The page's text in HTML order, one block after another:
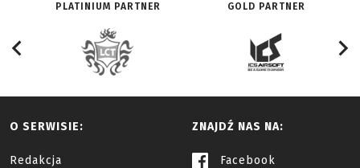
PLATINIUM PARTNER GOLD PARTNER
O SERWISIE:
Redakcja
ZNAJDŹ NAS NA:
Facebook